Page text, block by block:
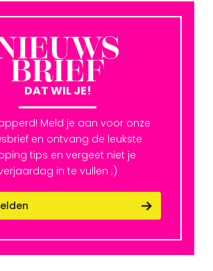
BRIEF
DAT WIL JE!
Meld je aan voor onze
en ontvang de leukste
tips en vergeet niet je
in te vullen ;)